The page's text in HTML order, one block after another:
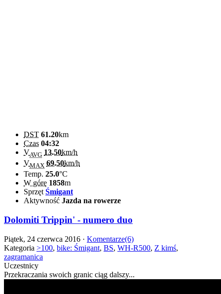
DST 61.20km
Czas 04:32
VAVG 13.50km/h
VMAX 69.50km/h
Temp. 25.0°C
W górę 1858m
SprzętŚmigant
Aktywność Jazda na rowerze
Dolomiti Trippin' - numero duo
Piątek, 24 czerwca 2016 · Komentarze(6)
Kategoria >100, bike: Śmigant, BS, WH-R500, Z kimś,
zagramanica
Uczestnicy
Przekraczania swoich granic ciąg dalszy...